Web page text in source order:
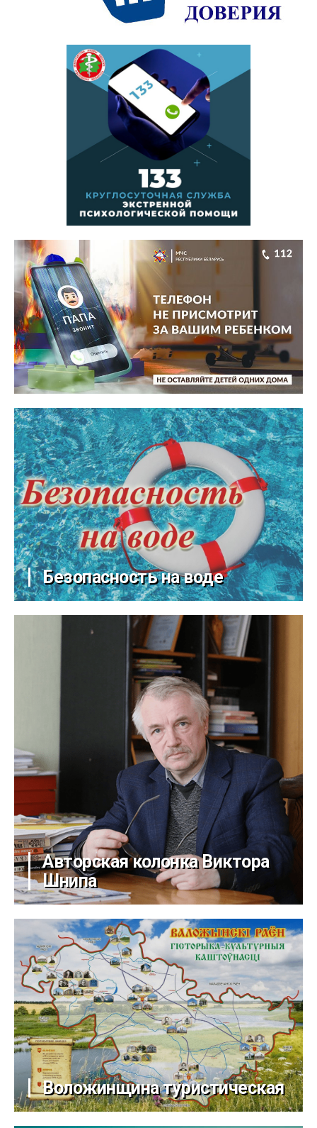
Безопасность на воде
Авторская колонка Виктора
Шнипа
Воложинщина туристическая